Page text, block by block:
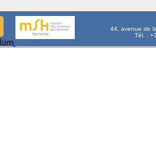
44, avenue de
Tél. :